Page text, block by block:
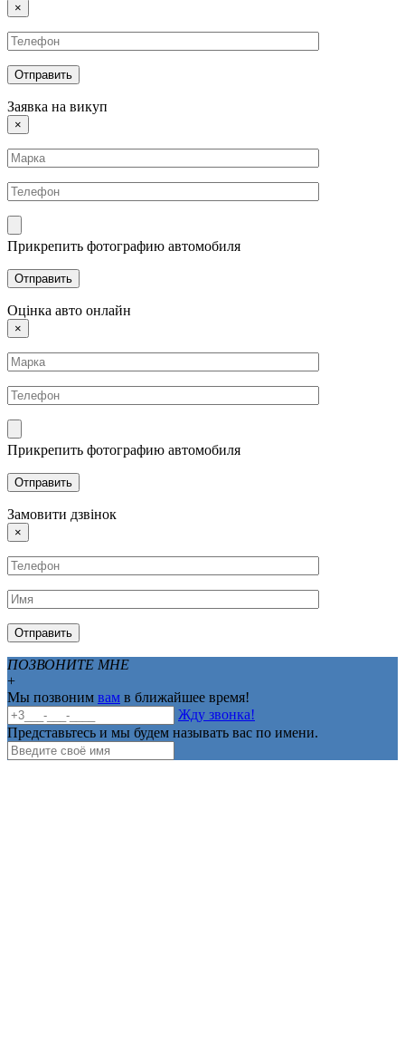
×
Заявка на викуп
×
Прикрепить фотографию автомобиля
Оцінка авто онлайн
×
Прикрепить фотографию автомобиля
Замовити дзвінок
×
ПОЗВОНИТЕ МНЕ
+
Мы позвоним вам в ближайшее время!
Жду звонка!
Представьтесь и мы будем называть вас по имени.